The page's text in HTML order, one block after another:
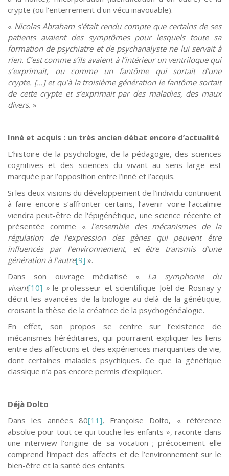
crypte (ou l'enterrement d'un vécu inavouable).
« Nicolas Abraham s’était rendu compte que certains de ses
patients avaient des symptômes pour lesquels toute sa
formation de psychiatre et de psychanalyste ne lui servait à
rien. C’est comme s’ils avaient à l’intérieur un ventriloque qui
s’exprimait, ou comme un fantôme qui sortait d’une
crypte. […] et qu’à la troisième génération le fantôme sortait
de cette crypte et s’exprimait par des maladies, des maux
divers. »
Inné et acquis : un très ancien débat encore d’actualité
L’histoire de la psychologie, de la pédagogie, des sciences
cognitives et des sciences du vivant au sens large est
marquée par l’opposition entre l’inné et l’acquis.
Si les deux visions du développement de l’individu continuent
à faire encore s’affronter certains, l’avenir voire l’accalmie
viendra peut-être de l'épigénétique, une science récente et
présentée comme « l'ensemble des mécanismes de la
régulation de l'expression des gènes qui peuvent être
influencés par l'environnement, et être transmis d'une
génération à l'autre[9] ».
Dans son ouvrage médiatisé « La symphonie du
vivant[10] » le professeur et scientifique Joël de Rosnay y
décrit les avancées de la biologie au-delà de la génétique,
croisant la thèse de la créatrice de la psychogénéalogie.
En effet, son propos se centre sur l’existence de
mécanismes héréditaires, qui pourraient expliquer les liens
entre des affections et des expériences marquantes de vie,
dont certaines maladies psychiques. Ce que la génétique
classique n’a pas encore permis d’expliquer.
Déjà Dolto
Dans les années 80[11], Françoise Dolto, « référence
absolue pour tout ce qui touche les enfants », raconte dans
une interview l’origine de sa vocation ; précocement elle
comprend l’impact des affects et de l’environnement sur le
bien-être et la santé des enfants.